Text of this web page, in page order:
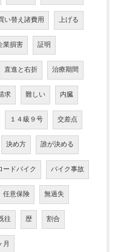
い替え諸費用 上げる
業損害 証明
直進と右折 治療期間
求 難しい 内臓
１４級９号 交差点
決め方 誰が決める
ードバイク バイク事故
任意保険 無過失
往 歴 割合
月